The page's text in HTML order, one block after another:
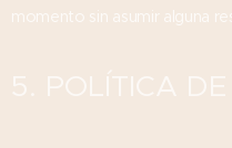
momento sin asumir alguna